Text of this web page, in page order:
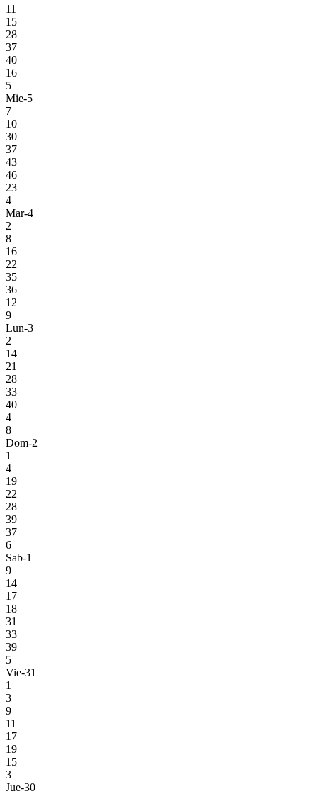
11
15
28
37
40
16
5
Mie-5
7
10
30
37
43
46
23
4
Mar-4
2
8
16
22
35
36
12
9
Lun-3
2
14
21
28
33
40
4
8
Dom-2
1
4
19
22
28
39
37
6
Sab-1
9
14
17
18
31
33
39
5
Vie-31
1
3
9
11
17
19
15
3
Jue-30